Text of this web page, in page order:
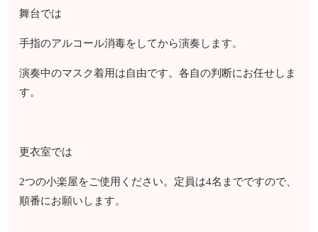
舞台では
手指のアルコール消毒をしてから演奏します。
演奏中のマスク着用は自由です。各自の判断にお任せしま
す。
更衣室では
2つの小楽屋をご使用ください。定員は4名までですので、
順番にお願いします。